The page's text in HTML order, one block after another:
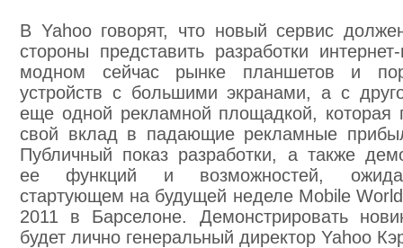
В Yahoo говорят, что новый сервис
стороны представить разработки
модном сейчас рынке планшетов и
устройств с большими экранами, а с
еще одной рекламной площадкой, которая
свой вклад в падающие рекламные
Публичный показ разработки, а также
ее функций и возможностей,
стартующем на будущей неделе Mobile
2011 в Барселоне. Демонстрировать
будет лично генеральный директор Yahoo